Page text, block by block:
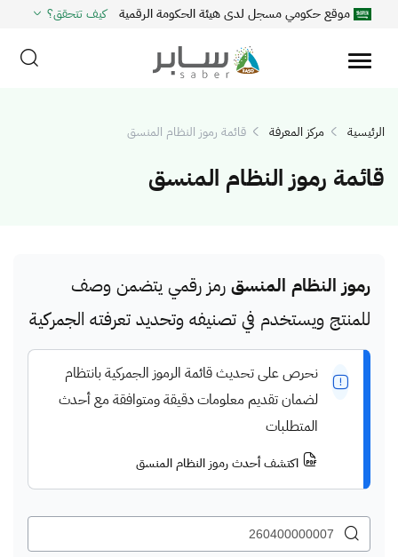
موقع حكومي مسجل لدى هيئة الحكومة الرقمية كيف تتحقق؟
الرئيسية مركز المعرفة قائمة رموز النظام المنسق
قائمة رموز النظام المنسق
رموز النظام المنسق رمز رقمي يتضمن وصف
للمنتج ويستخدم في تصنيفه وتحديد تعرفته الجمركية
نحرص على تحديث قائمة الرموز الجمركية بانتظام
لضمان تقديم معلومات دقيقة ومتوافقة مع أحدث
المتطلبات
اكتشف أحدث رموز النظام المنسق